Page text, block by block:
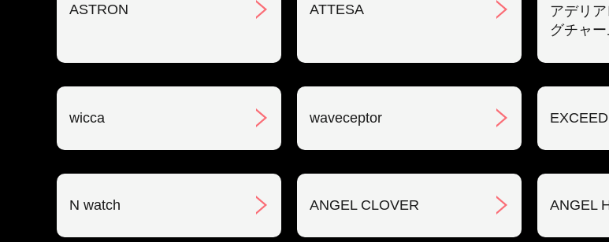
ASTRON ATTESA
アデリ
グチャー
wicca waveceptor EXCEED
N watch ANGEL CLOVER ANGEL